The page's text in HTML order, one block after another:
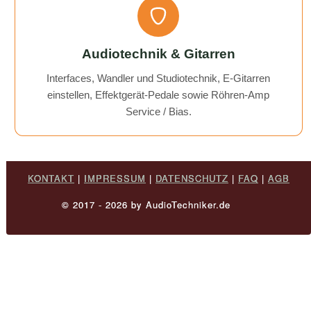
Audiotechnik & Gitarren
Interfaces, Wandler und Studiotechnik, E-Gitarren
einstellen, Effektgerät-Pedale sowie Röhren-Amp
Service / Bias.
KONTAKT | IMPRESSUM | DATENSCHUTZ | FAQ | AGB
© 2017 - 2026 by AudioTechniker.de